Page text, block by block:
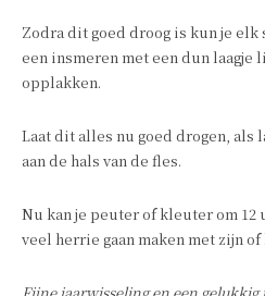
Zodra dit goed droog is kun je
een insmeren met een dun laagje
opplakken.
Laat dit alles nu goed drogen, als
aan de hals van de fles.
Nu kan je peuter of kleuter om
veel herrie gaan maken met zijn